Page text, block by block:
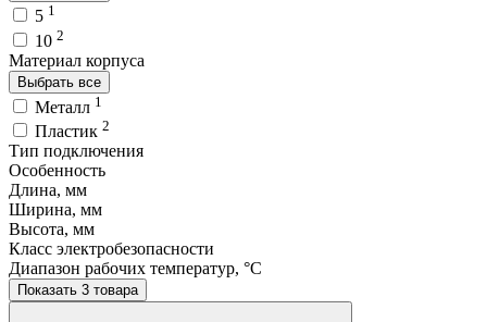
5 1
10 2
Материал корпуса
Выбрать все
Металл 1
Пластик 2
Тип подключения
Особенность
Длина, мм
Ширина, мм
Высота, мм
Класс электробезопасности
Диапазон рабочих температур, °C
Показать 3 товара